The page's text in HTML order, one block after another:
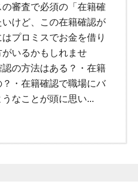
審査で必須の「在籍確
けど、この在籍確認が
プロミスでお金を借り
いるかもしれませ
の方法はある？・在籍
・在籍確認で職場にバ
なことが頭に思い...